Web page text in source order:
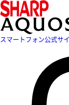
スマートフォン公式サ